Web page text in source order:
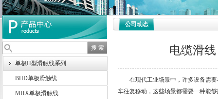
单极H型滑触线系列
BHD单极滑触线
MHX单极滑触线
公司动态
电缆滑
在现代工业场景中，许多设备需要
车往复移动，这些场景都需要一种能